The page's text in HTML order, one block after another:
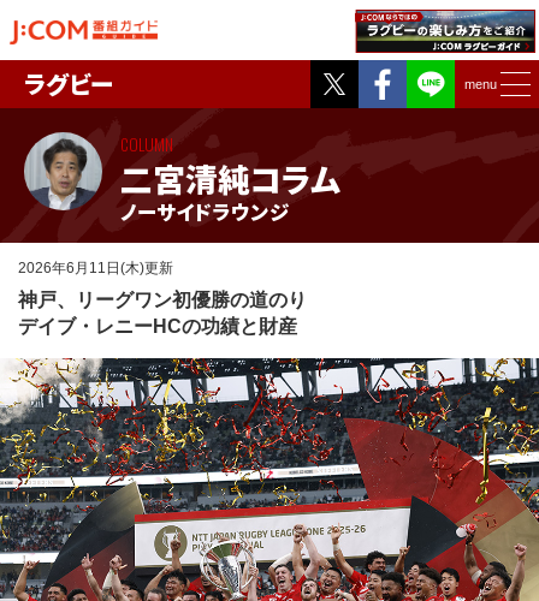
Twitter
Facebook
menu
ラグビー
二宮清純コラム
ノーサイドラウンジ
COLUMN
2026年6月11日(木)更新
神戸、リーグワン初優勝の道のり
デイブ・レニーHCの功績と財産